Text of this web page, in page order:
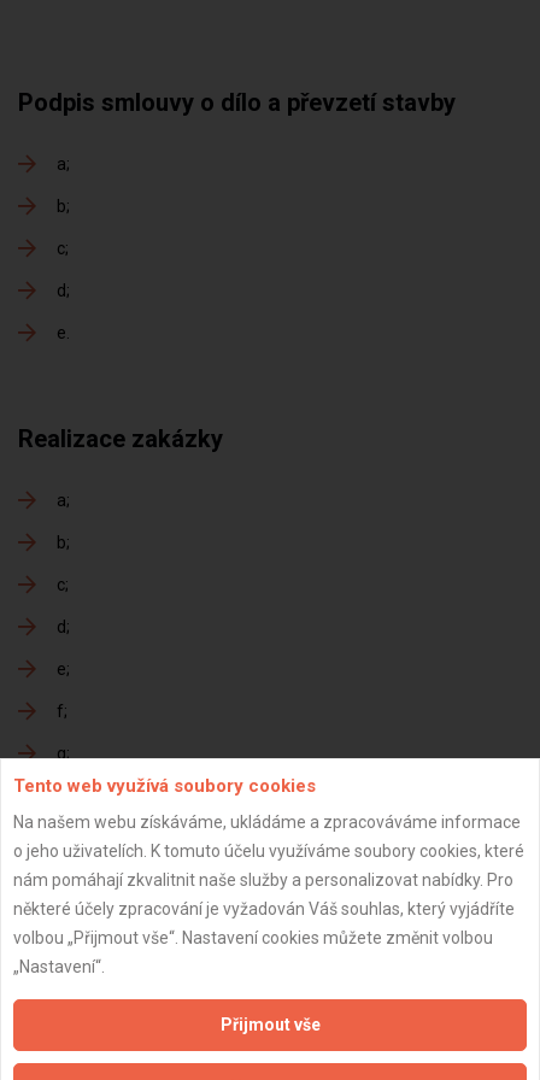
Podpis smlouvy o dílo a převzetí stavby
a
b
c
d
e
Realizace zakázky
a
b
c
d
e
f
g
h
Předání dokončené zakázky
a
b
c
Tento web využívá soubory cookies
Na našem webu získáváme, ukládáme a zpracováváme informace
o jeho uživatelích. K tomuto účelu využíváme soubory cookies, které
nám pomáhají zkvalitnit naše služby a personalizovat nabídky. Pro
některé účely zpracování je vyžadován Váš souhlas, který vyjádříte
volbou „Přijmout vše“. Nastavení cookies můžete změnit volbou
„Nastavení“.
Přijmout vše